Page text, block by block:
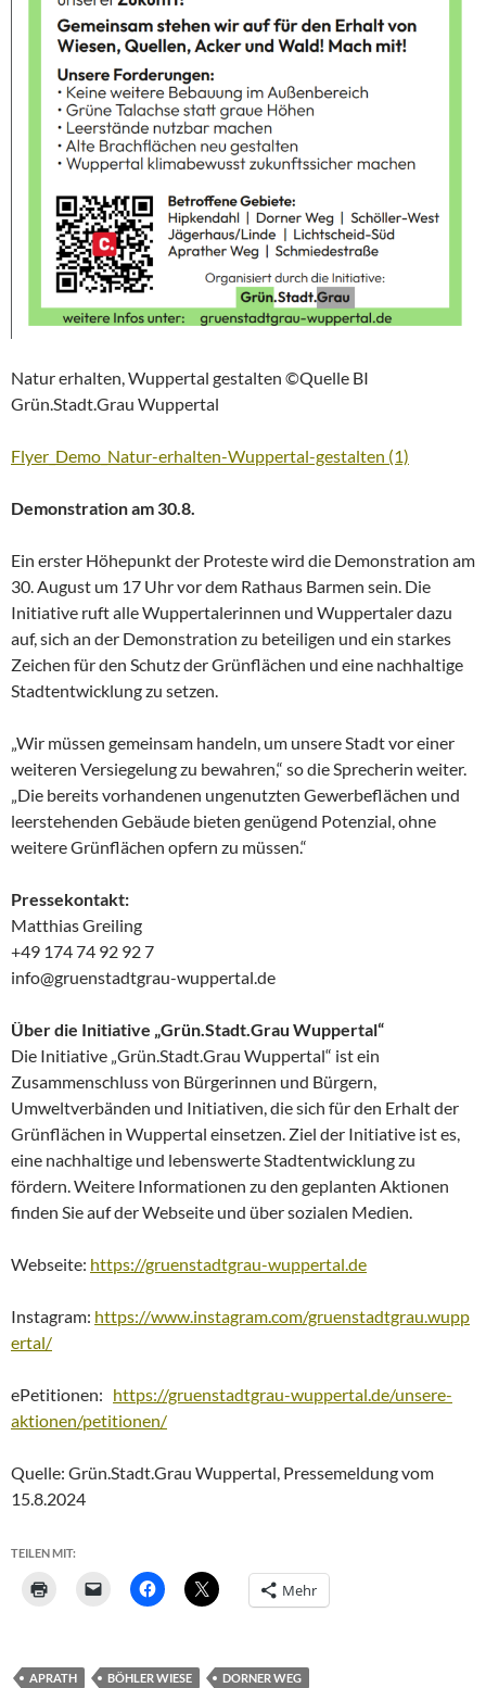
Natur erhalten, Wuppertal gestalten ©Quelle BI
Grün.Stadt.Grau Wuppertal
Flyer_Demo_Natur-erhalten-Wuppertal-gestalten (1)
Demonstration am 30.8.
Ein erster Höhepunkt der Proteste wird die Demonstration am
30. August um 17 Uhr vor dem Rathaus Barmen sein. Die
Initiative ruft alle Wuppertalerinnen und Wuppertaler dazu
auf, sich an der Demonstration zu beteiligen und ein starkes
Zeichen für den Schutz der Grünflächen und eine nachhaltige
Stadtentwicklung zu setzen.
„Wir müssen gemeinsam handeln, um unsere Stadt vor einer
weiteren Versiegelung zu bewahren,“ so die Sprecherin weiter.
„Die bereits vorhandenen ungenutzten Gewerbeflächen und
leerstehenden Gebäude bieten genügend Potenzial, ohne
weitere Grünflächen opfern zu müssen.“
Pressekontakt:
Matthias Greiling
+49 174 74 92 92 7
info@gruenstadtgrau-wuppertal.de
Über die Initiative „Grün.Stadt.Grau Wuppertal“
Die Initiative „Grün.Stadt.Grau Wuppertal“ ist ein
Zusammenschluss von Bürgerinnen und Bürgern,
Umweltverbänden und Initiativen, die sich für den Erhalt der
Grünflächen in Wuppertal einsetzen. Ziel der Initiative ist es,
eine nachhaltige und lebenswerte Stadtentwicklung zu
fördern. Weitere Informationen zu den geplanten Aktionen
finden Sie auf der Webseite und über sozialen Medien.
Webseite: https://gruenstadtgrau-wuppertal.de
Instagram: https://www.instagram.com/gruenstadtgrau.wupp
ertal/
ePetitionen: https://gruenstadtgrau-wuppertal.de/unsere-
aktionen/petitionen/
Quelle: Grün.Stadt.Grau Wuppertal, Pressemeldung vom
15.8.2024
TEILEN MIT:
Mehr
APRATH BÖHLER WIESE
DORNER WEG